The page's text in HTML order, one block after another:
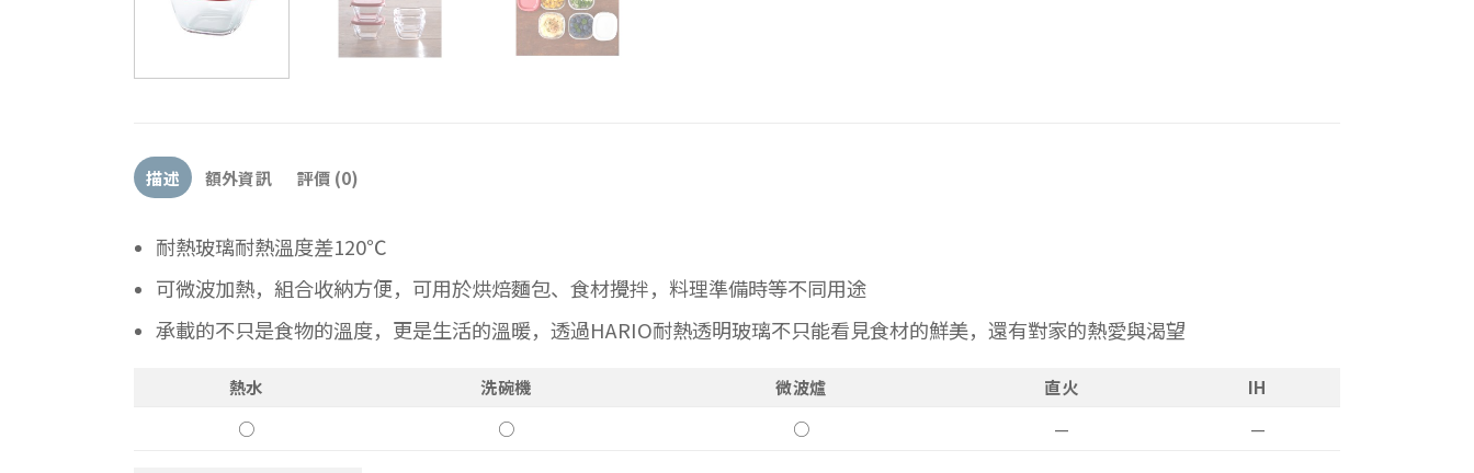
描述 額外資訊 評價 (0)
耐熱玻璃耐熱溫度差120℃
可微波加熱，組合收納方便，可用於烘焙麵包、 食材攪拌，料理準備時等不同用途
承載的不只是食物的溫度，更是生活的溫暖，透過HARIO耐熱透明玻璃不只能看見食材的鮮美，還有對家的熱愛與渴望
熱水 洗碗機 微波爐 直火
IH
○
○ ○ — —